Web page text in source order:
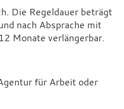
Die Regeldauer beträgt
nach Absprache mit
Monate verlängerbar.
für Arbeit oder